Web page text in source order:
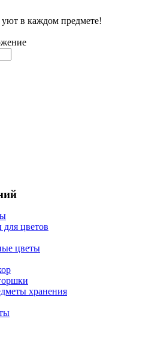
уют в каждом предмете!
для цветов
цветы
хранения